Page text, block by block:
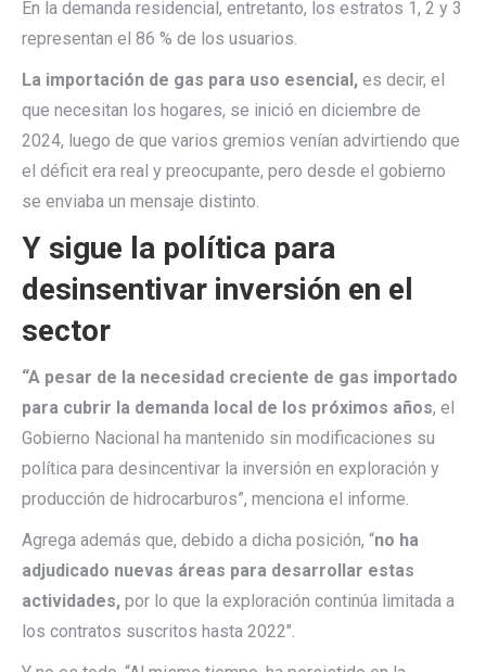
En la demanda residencial, entretanto, los estratos 1, 2 y 3
representan el 86 % de los usuarios.
La importación de gas para uso esencial, es decir, el
que necesitan los hogares, se inició en diciembre de
2024, luego de que varios gremios venían advirtiendo que
el déficit era real y preocupante, pero desde el gobierno
se enviaba un mensaje distinto.
Y sigue la política para
desinsentivar inversión en el
sector
“A pesar de la necesidad creciente de gas importado
para cubrir la demanda local de los próximos años, el
Gobierno Nacional ha mantenido sin modificaciones su
política para desincentivar la inversión en exploración y
producción de hidrocarburos”, menciona el informe.
Agrega además que, debido a dicha posición, “no ha
adjudicado nuevas áreas para desarrollar estas
actividades, por lo que la exploración continúa limitada a
los contratos suscritos hasta 2022″.